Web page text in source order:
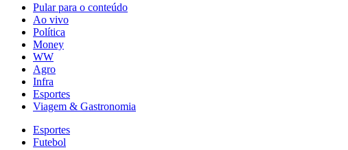
Pular para o conteúdo
Ao vivo
Política
Money
WW
Agro
Infra
Esportes
Viagem & Gastronomia
Esportes
Futebol